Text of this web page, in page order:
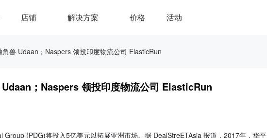
店铺 解决方案 价格 活动
兽 Udaan；Naspers 领投印度物流公司 ElasticRun
；Naspers 领投印度物流公司 ElasticRun
Group (PDG)将投入5亿美元以拓展亚洲市场。据 DealStreETAsia 报道，2017年，华平